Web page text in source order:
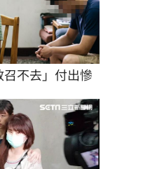
不去」付出慘